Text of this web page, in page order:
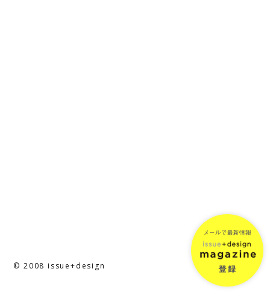
© 2008 issue+design